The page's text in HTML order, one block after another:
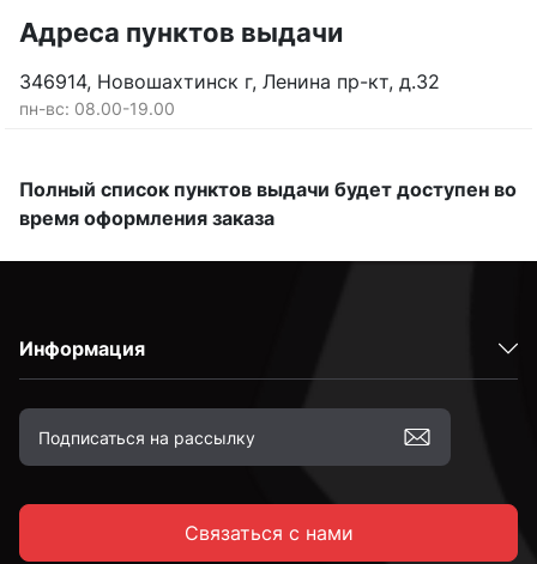
Адреса пунктов выдачи
346914, Новошахтинск г, Ленина пр-кт, д.32
пн-вс: 08.00-19.00
Полный список пунктов выдачи будет доступен во
время оформления заказа
Информация
Связаться с нами